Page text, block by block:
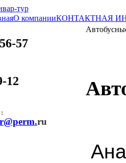
тур
О компанииКОНТАКТНАЯ
57
12
ru